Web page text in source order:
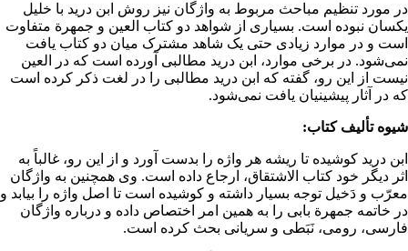
در مورد تنظیم مباحث مربوط به واژگان نیز روش ابن درید با خلیل
یکسان نبوده است. بسیاری از شواهد دو کتاب العین و جمهرة متفاوت
است و در موارد زیادی حتی یک شاهد مشترک میان دو کتاب یافت
نمی‌شود. در برخی موارد، ابن درید مطالبی آورده است که در العین
نیست از این رو، گفته که ابن درید مطالبی را در لغت ذکر کرده است
که در آثار پیشینیان یافت نمی‌شود.
شیوه تألیف کتاب:
ابن درید کوشیده تا ریشه هر واژه را بدست آورد و از این رو، غالباً به
اثر دیگر خود کتاب الاشتقاق، ارجاع داده است. وی همچنین به واژگان
معرّب و دَخیل توجه بسیار داشته و کوشیده است تا اصل واژه را بیابد و
در خاتمه جمهرة بابی را به همین امر اختصاص داده و درباره واژگان
فارسی، رومی، نَبَطی و سریانی بحث کرده است.